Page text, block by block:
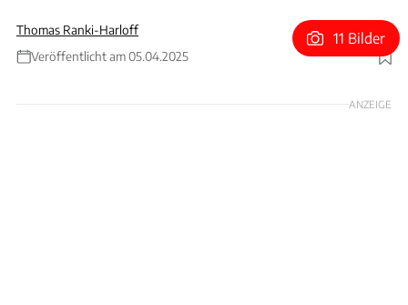
Thomas Ranki-Harloff
Veröffentlicht am 05.04.2025
Foto: Fotos: Hersteller / Collage: Patrick Lang
11 Bilder
ANZEIGE